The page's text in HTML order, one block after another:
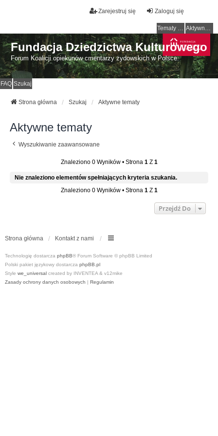
Zaloguj się
Zarejestruj się
Tematy bez odpowiedzi Aktywne tematy
Fundacja Dziedzictwa Kulturowego
Forum Koalicji opiekunów cmentarzy żydowskich w Polsce.
FAQ Szukaj
Strona główna Szukaj Aktywne tematy
Aktywne tematy
Wyszukiwanie zaawansowane
Znaleziono 0 Wyników • Strona 1Z 1
Nie znaleziono elementów spełniających kryteria szukania.
Znaleziono 0 Wyników • Strona 1Z 1
Przejdź Do
Strona główna Kontakt z nami
Technologię dostarcza phpBB® Forum Software © phpBB Limited
Polski pakiet językowy dostarcza phpBB.pl
Style we_universal created by INVENTEA & v12mike
Zasady ochrony danych osobowych | Regulamin